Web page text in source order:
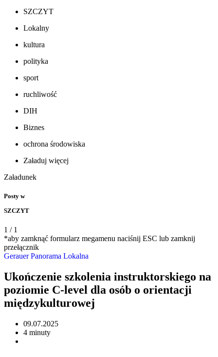
SZCZYT
Lokalny
kultura
polityka
sport
ruchliwość
DIH
Biznes
ochrona środowiska
Załaduj więcej
Załadunek
Posty w
SZCZYT
1 / 1
*aby zamknąć formularz megamenu naciśnij ESC lub zamknij
przełącznik
Gerauer Panorama Lokalna
Ukończenie szkolenia instruktorskiego na
poziomie C-level dla osób o orientacji
międzykulturowej
09.07.2025
4 minuty